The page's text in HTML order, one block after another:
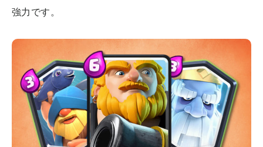
強力です。